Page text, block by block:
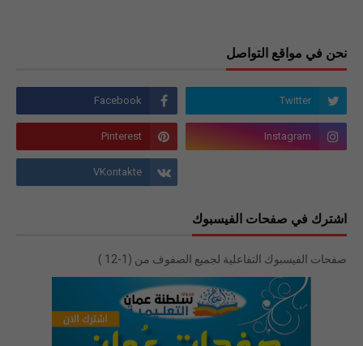
نحن في مواقع التواصل
اشترك في صفحات الفيسبوك
صفحات الفيسبوك التفاعلية لجميع الصفوف من (1-12 )